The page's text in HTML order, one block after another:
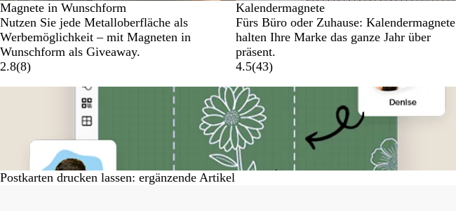
Magnete in Wunschform
Nutzen Sie jede Metalloberfläche als
Werbemöglichkeit – mit Magneten in
Wunschform als Giveaway.
2.8(8)
Kalendermagnete
Fürs Büro oder Zuhause: Kalendermagnete
halten Ihre Marke das ganze Jahr über
präsent.
4.5(43)
Postkarten drucken lassen: ergänzende Artikel